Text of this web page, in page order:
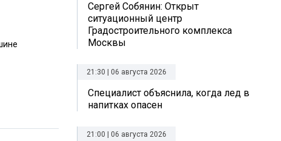
Сергей Собянин: Открыт
ситуационный центр
Градостроительного комплекса
Москвы
21:30 | 06 августа 2026
Специалист объяснила, когда лед в
напитках опасен
21:00 | 06 августа 2026